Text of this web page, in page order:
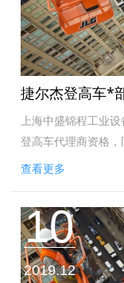
捷尔杰登高车*
上海中盛锦程工业
登高车代理商资格，
供捷尔杰品牌设备*
查看更多
10
2019.12